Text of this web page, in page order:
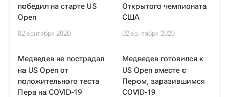
победил на старте US
Open
02 сентября 2020
Открытого чемпионата
США
02 сентября 2020
Медведев не пострадал
на US Open от
положительного теста
Пера на COVID-19
Медведев готовился к
US Open вместе с
Пером, заразившимся
COVID-19